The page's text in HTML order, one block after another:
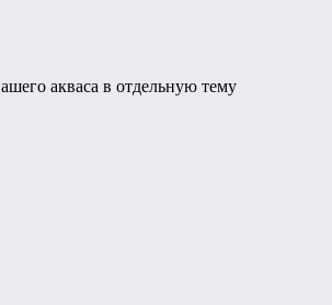
акваса в отдельную тему